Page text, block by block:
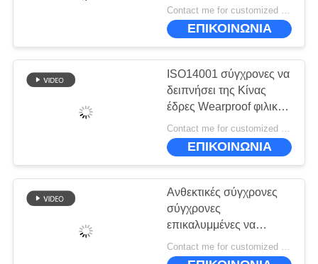
VR
ΣΧΕΤΙΚΆ
ΕΠΙΣΚΕΨΉ
ΕΡΓΟΣΤΑΣΊΟΥ
επίπλων σύγχρονος
ODM εδρών
Contact me for customized MOQ:10
ΕΠΙΚΟΙΝΩΝΙΑ
ISO14001 σύγχρονες να
δειπνήσει της Κίνας
έδρες Wearproof φιλικό
προς το περιβάλλον
Contact me for customized MOQ:10
ΕΠΙΚΟΙΝΩΝΙΑ
Ανθεκτικές σύγχρονες
σύγχρονες
επικαλυμμένες να
δειπνήσει λεκέδων
έδρες 50*40*45cm
Contact me for customized MOQ:10